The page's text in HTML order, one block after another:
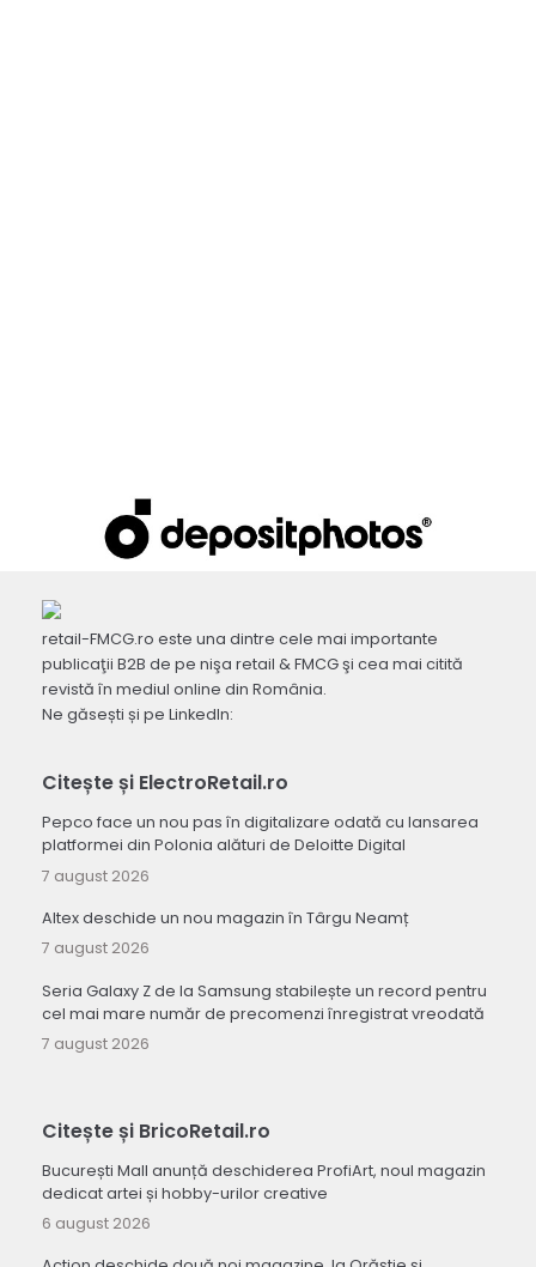
retail-FMCG.ro este una dintre cele mai importante
publicaţii B2B de pe nişa retail & FMCG şi cea mai citită
revistă în mediul online din România.
Ne găsești și pe LinkedIn:
Citește și ElectroRetail.ro
Pepco face un nou pas în digitalizare odată cu lansarea
platformei din Polonia alături de Deloitte Digital
7 august 2026
Altex deschide un nou magazin în Târgu Neamț
7 august 2026
Seria Galaxy Z de la Samsung stabilește un record pentru
cel mai mare număr de precomenzi înregistrat vreodată
7 august 2026
Citește și BricoRetail.ro
București Mall anunță deschiderea ProfiArt, noul magazin
dedicat artei și hobby-urilor creative
6 august 2026